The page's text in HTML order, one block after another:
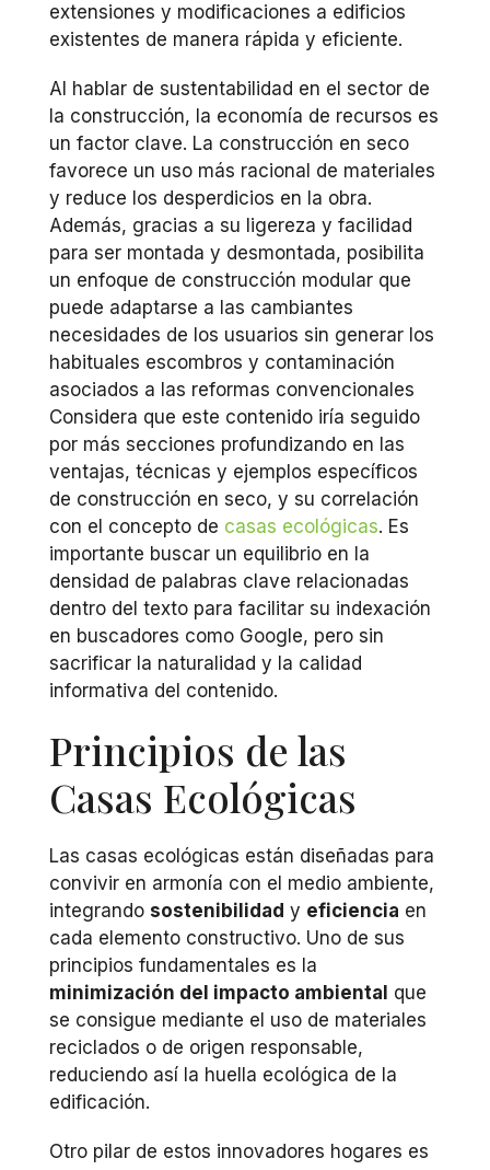
extensiones y modificaciones a edificios
existentes de manera rápida y eficiente.
Al hablar de sustentabilidad en el sector de
la construcción, la economía de recursos es
un factor clave. La construcción en seco
favorece un uso más racional de materiales
y reduce los desperdicios en la obra.
Además, gracias a su ligereza y facilidad
para ser montada y desmontada, posibilita
un enfoque de construcción modular que
puede adaptarse a las cambiantes
necesidades de los usuarios sin generar los
habituales escombros y contaminación
asociados a las reformas convencionales
Considera que este contenido iría seguido
por más secciones profundizando en las
ventajas, técnicas y ejemplos específicos
de construcción en seco, y su correlación
con el concepto de casas ecológicas. Es
importante buscar un equilibrio en la
densidad de palabras clave relacionadas
dentro del texto para facilitar su indexación
en buscadores como Google, pero sin
sacrificar la naturalidad y la calidad
informativa del contenido.
Principios de las
Casas Ecológicas
Las casas ecológicas están diseñadas para
convivir en armonía con el medio ambiente,
integrando sostenibilidad y eficiencia en
cada elemento constructivo. Uno de sus
principios fundamentales es la
minimización del impacto ambiental que
se consigue mediante el uso de materiales
reciclados o de origen responsable,
reduciendo así la huella ecológica de la
edificación.
Otro pilar de estos innovadores hogares es